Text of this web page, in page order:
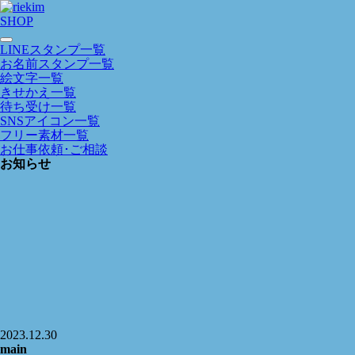
SHOP
LINEスタンプ一覧
お名前スタンプ一覧
絵文字一覧
きせかえ一覧
待ち受け一覧
SNSアイコン一覧
フリー素材一覧
お仕事依頼･ご相談
お知らせ
2023.12.30
main